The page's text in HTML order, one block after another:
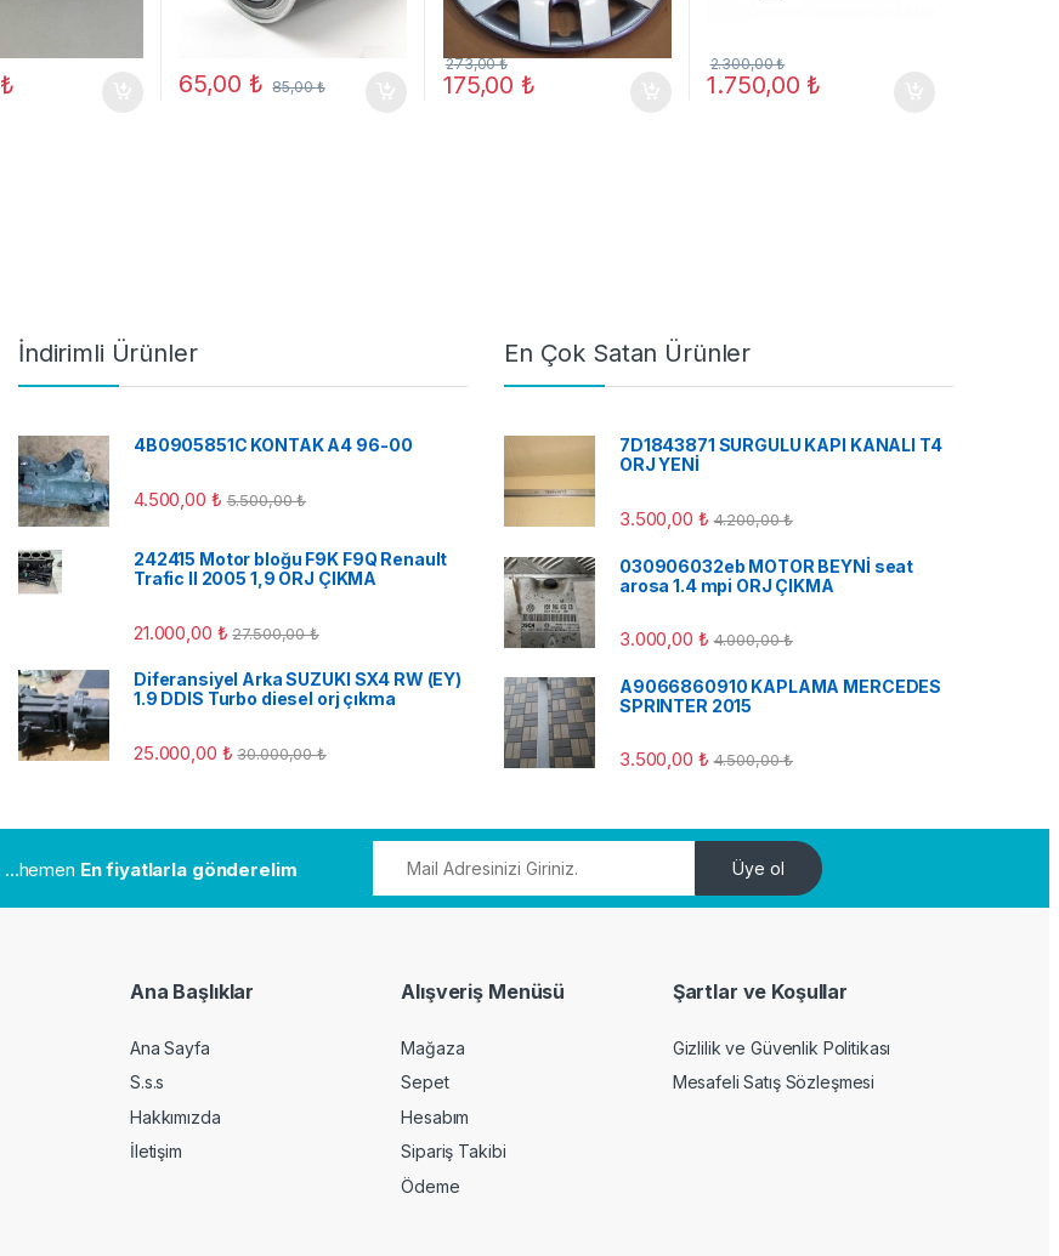
₺ 65,00 ₺ 85,00₺ 175,00 ₺
273,00₺
1.750,00 ₺
2.300,00₺
İndirimli Ürünler
4B0905851C KONTAK A4 96-00
4.500,00 ₺ 5.500,00₺
242415 Motor bloğu F9K F9Q Renault
Trafic II 2005 1,9 ORJ ÇIKMA
21.000,00 ₺ 27.500,00₺
Diferansiyel Arka SUZUKI SX4 RW (EY)
1.9 DDIS Turbo diesel orj çıkma
25.000,00 ₺ 30.000,00₺
En Çok Satan Ürünler
7D1843871 SURGULU KAPI KANALI T4
ORJ YENİ
3.500,00 ₺ 4.200,00₺
030906032eb MOTOR BEYNİ seat
arosa 1.4 mpi ORJ ÇIKMA
3.000,00 ₺ 4.000,00₺
A9066860910 KAPLAMA MERCEDES
SPRINTER 2015
3.500,00 ₺ 4.500,00₺
...hemen En fiyatlarla gönderelim Üye ol
Ana Başlıklar
Ana Sayfa
S.s.s
Hakkımızda
İletişim
Alışveriş Menüsü
Mağaza
Sepet
Hesabım
Sipariş Takibi
Ödeme
Şartlar ve Koşullar
Gizlilik ve Güvenlik Politikası
Mesafeli Satış Sözleşmesi